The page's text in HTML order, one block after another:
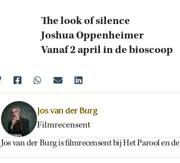
The look of silence
Joshua Oppenheimer
Vanaf 2 april in de bioscoop
Jos van der Burg
Filmrecensent
Jos van der Burg is filmrecensent bij Het Parool en